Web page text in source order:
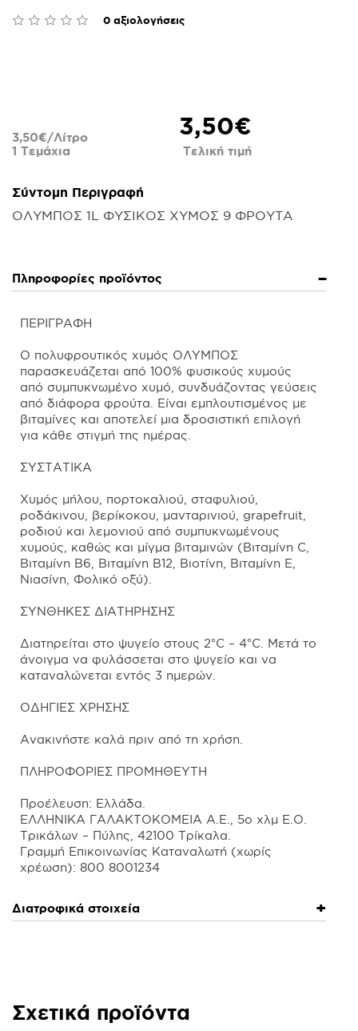
0 αξιολογήσεις
3,50€
Τελική τιμή
3,50€/Λίτρο
1 Τεμάχια
Σύντομη Περιγραφή
ΟΛΥΜΠΟΣ 1L ΦΥΣΙΚΟΣ ΧΥΜΟΣ 9 ΦΡΟΥΤΑ
Πληροφορίες προϊόντος
ΠΕΡΙΓΡΑΦΗ
Ο πολυφρουτικός χυμός ΟΛΥΜΠΟΣ
παρασκευάζεται από 100% φυσικούς χυμούς
από συμπυκνωμένο χυμό, συνδυάζοντας γεύσεις
από διάφορα φρούτα. Είναι εμπλουτισμένος με
βιταμίνες και αποτελεί μια δροσιστική επιλογή
για κάθε στιγμή της ημέρας.
ΣΥΣΤΑΤΙΚΑ
Χυμός μήλου, πορτοκαλιού, σταφυλιού,
ροδάκινου, βερίκοκου, μανταρινιού, grapefruit,
ροδιού και λεμονιού από συμπυκνωμένους
χυμούς, καθώς και μίγμα βιταμινών (Βιταμίνη C,
Βιταμίνη B6, Βιταμίνη B12, Βιοτίνη, Βιταμίνη E,
Νιασίνη, Φολικό οξύ).
ΣΥΝΘΗΚΕΣ ΔΙΑΤΗΡΗΣΗΣ
Διατηρείται στο ψυγείο στους 2°C – 4°C. Μετά το
άνοιγμα να φυλάσσεται στο ψυγείο και να
καταναλώνεται εντός 3 ημερών.
ΟΔΗΓΙΕΣ ΧΡΗΣΗΣ
Ανακινήστε καλά πριν από τη χρήση.
ΠΛΗΡΟΦΟΡΙΕΣ ΠΡΟΜΗΘΕΥΤΗ
Προέλευση: Ελλάδα.
ΕΛΛΗΝΙΚΑ ΓΑΛΑΚΤΟΚΟΜΕΙΑ Α.Ε., 5ο χλμ Ε.Ο.
Τρικάλων – Πύλης, 42100 Τρίκαλα.
Γραμμή Επικοινωνίας Καταναλωτή (χωρίς
Διατροφικά στοιχεία
Σχετικά προϊόντα